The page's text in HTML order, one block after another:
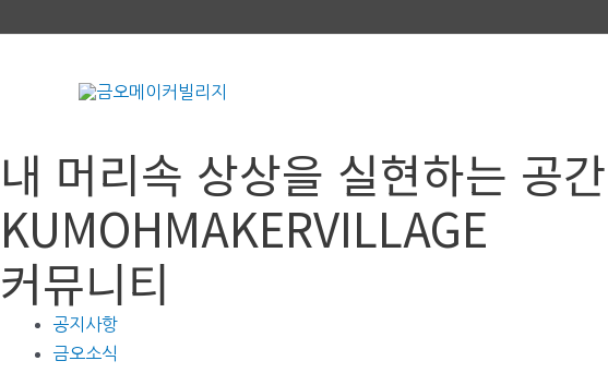
너
뛰
기
내 머리속 상상을 실현하는 공간
KUMOHMAKERVILLAGE
커뮤니티
공지사항
금오소식